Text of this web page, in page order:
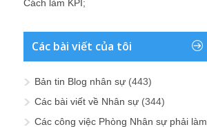
Cách làm KPI ;
Các bài viết của tôi
Bản tin Blog nhân sự (443)
Các bài viết về Nhân sự (344)
Các công việc Phòng Nhân sự phải làm